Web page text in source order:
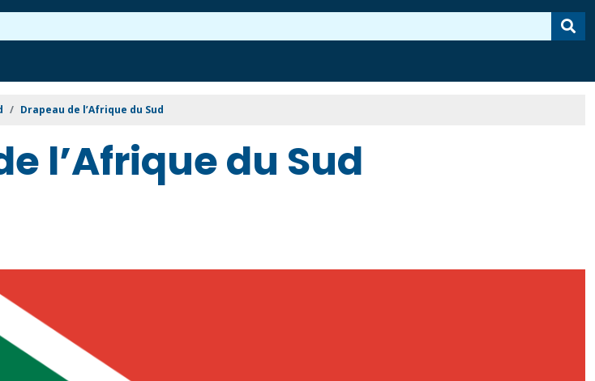
Drapeau de l’Afrique du Sud
l’Afrique du Sud